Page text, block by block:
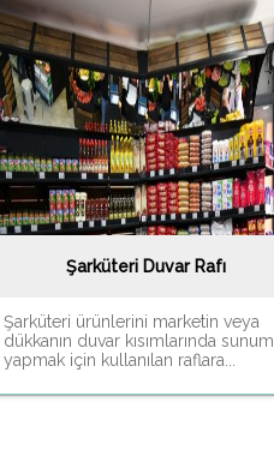
Şarküteri Duvar Rafı
Şarküteri ürünlerini marketin veya
dükkanın duvar kısımlarında sunum
yapmak için kullanılan raflara...